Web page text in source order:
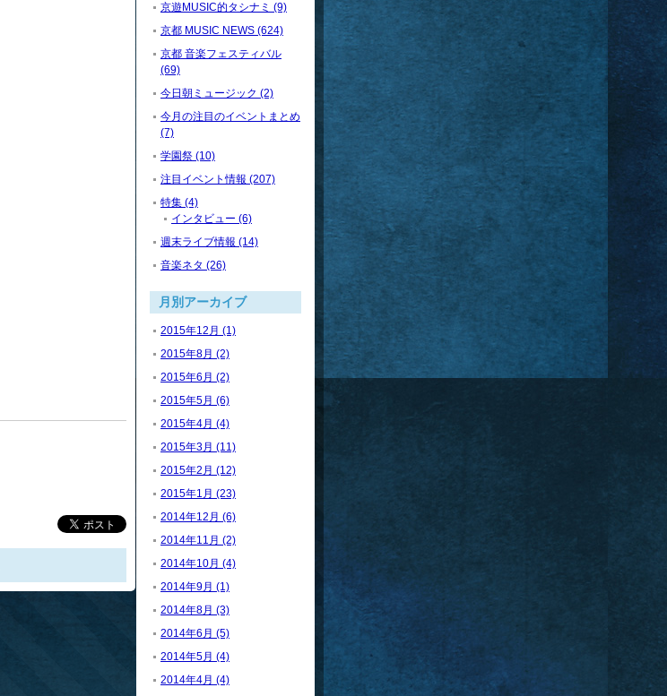
京遊MUSIC的タシナミ (9)
京都 MUSIC NEWS (624)
京都 音楽フェスティバル
(69)
今日朝ミュージック (2)
今月の注目のイベントまとめ
(7)
学園祭 (10)
注目イベント情報 (207)
特集 (4)
インタビュー (6)
週末ライブ情報 (14)
音楽ネタ (26)
月別アーカイブ
2015年12月 (1)
2015年8月 (2)
2015年6月 (2)
2015年5月 (6)
2015年4月 (4)
2015年3月 (11)
2015年2月 (12)
2015年1月 (23)
2014年12月 (6)
2014年11月 (2)
2014年10月 (4)
2014年9月 (1)
2014年8月 (3)
2014年6月 (5)
2014年5月 (4)
2014年4月 (4)